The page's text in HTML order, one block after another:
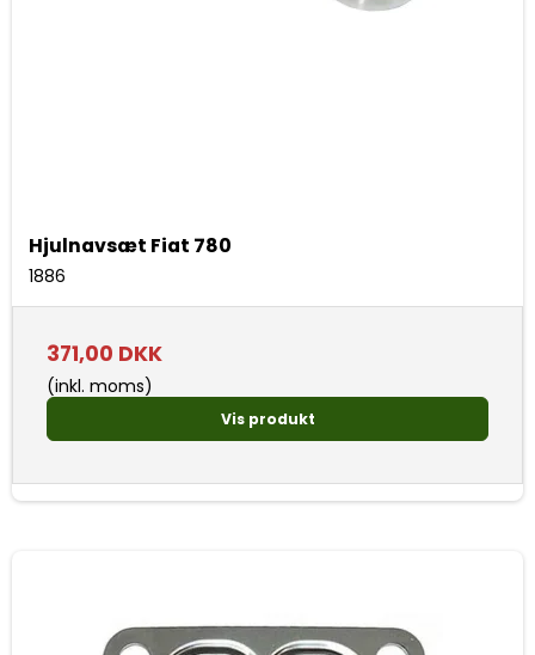
Hjulnavsæt Fiat 780
1886
371,00 DKK
(inkl. moms)
Vis produkt